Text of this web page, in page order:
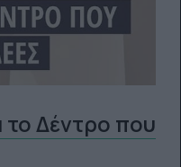
Δέντρο που